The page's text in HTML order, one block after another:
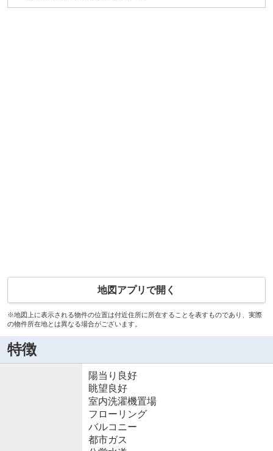
地図アプリで開く
※地図上に表示される物件の位置は付近住所に所在することを表すものであり、実際
の物件所在地とは異なる場合がございます。
特徴
陽当り良好
眺望良好
室内洗濯機置場
フローリング
バルコニー
都市ガス